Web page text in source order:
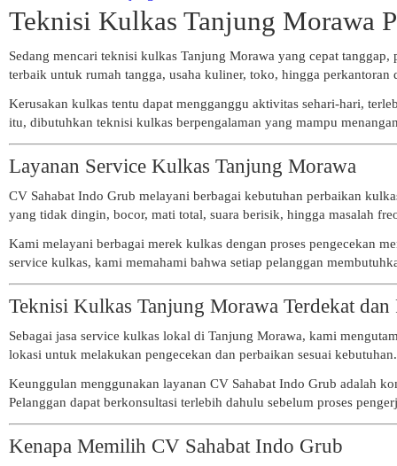
Teknisi Kulkas Tanjung Morawa
Sedang mencari teknisi kulkas Tanjung Morawa yang cepat
terbaik untuk rumah tangga, usaha kuliner, toko, hingga
Kerusakan kulkas tentu dapat mengganggu aktivitas sehari-hari,
itu, dibutuhkan teknisi kulkas berpengalaman yang mampu
Layanan Service Kulkas Tanjung Morawa
CV Sahabat Indo Grub melayani berbagai kebutuhan perbaikan
yang tidak dingin, bocor, mati total, suara berisik, hingga masalah
Kami melayani berbagai merek kulkas dengan proses pengecekan
service kulkas, kami memahami bahwa setiap pelanggan
Teknisi Kulkas Tanjung Morawa Terdekat dan
Sebagai jasa service kulkas lokal di Tanjung Morawa, kami
lokasi untuk melakukan pengecekan dan perbaikan sesuai kebutuhan.
Keunggulan menggunakan layanan CV Sahabat Indo Grub adalah
Pelanggan dapat berkonsultasi terlebih dahulu sebelum proses
Kenapa Memilih CV Sahabat Indo Grub